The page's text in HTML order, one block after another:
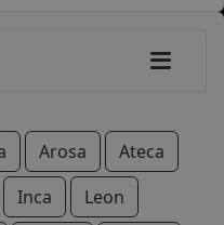
COMPANII
Arosa
Ateca
Inca
Leon